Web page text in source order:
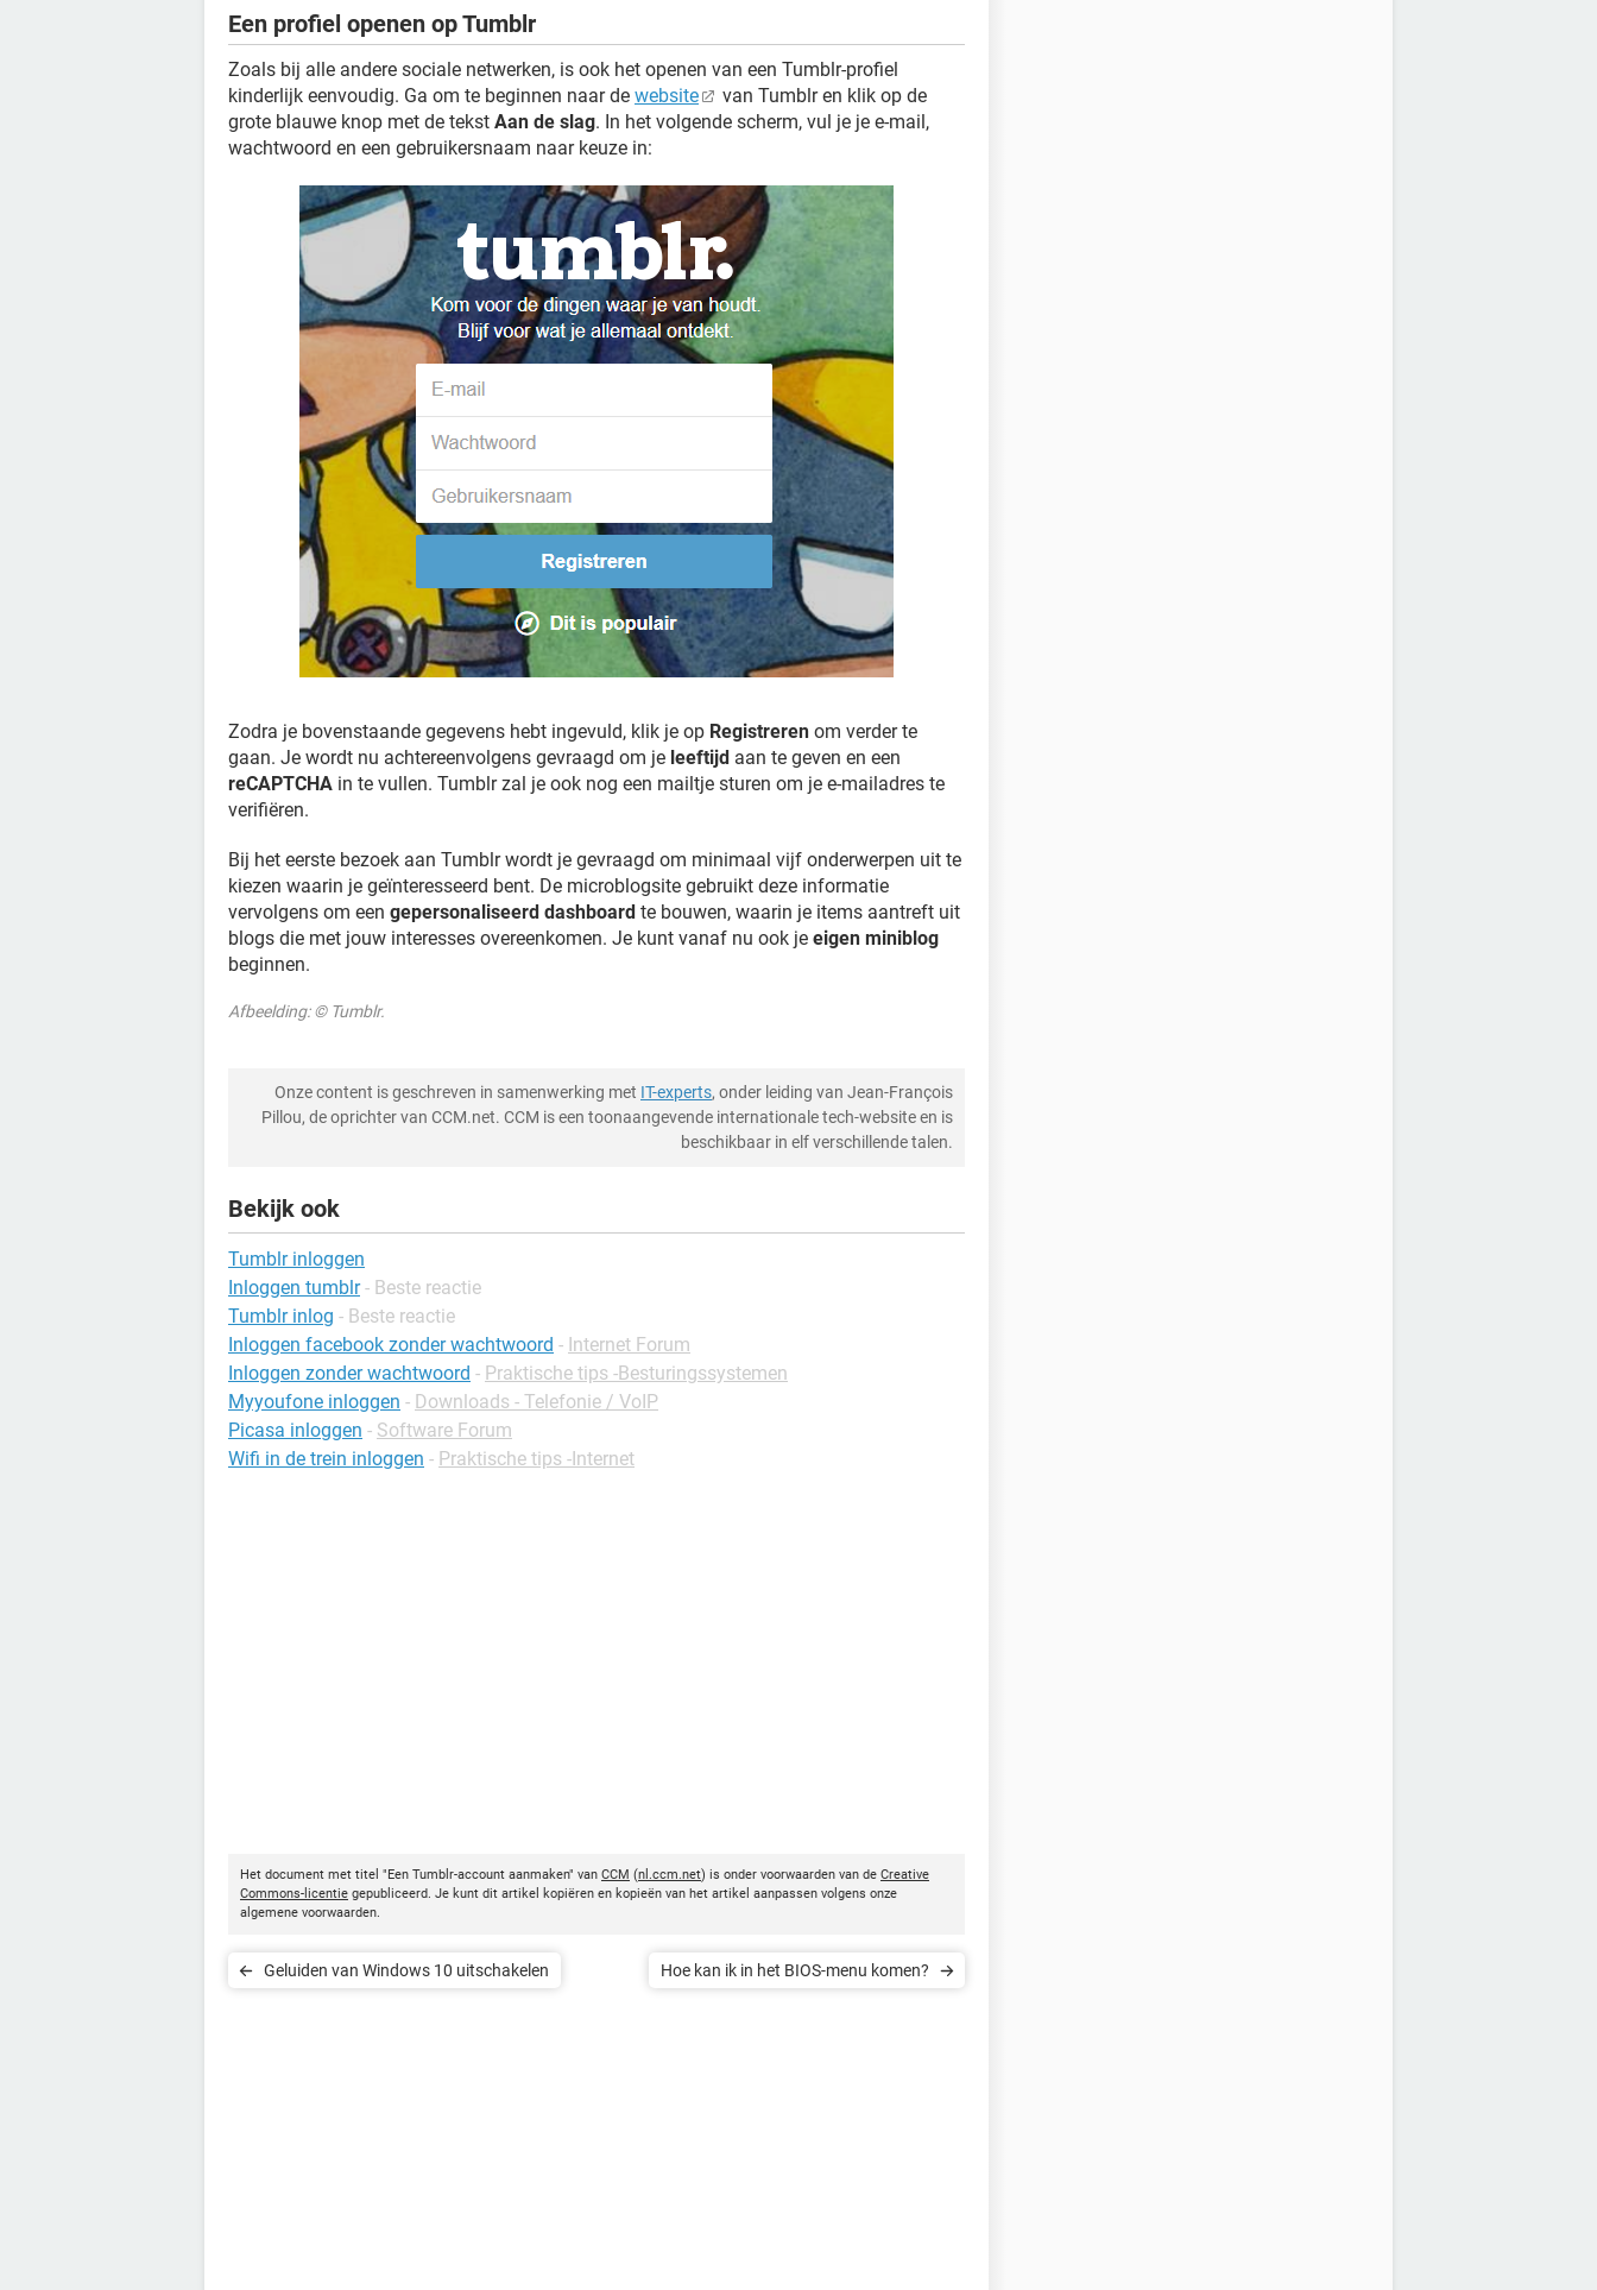
Een profiel openen op Tumblr
Zoals bij alle andere sociale netwerken, is ook het openen van een Tumblr-profiel
kinderlijk eenvoudig. Ga om te beginnen naar de website
van Tumblr en klik op de
grote blauwe knop met de tekst Aan de slag. In het volgende scherm, vul je je e-mail,
wachtwoord en een gebruikersnaam naar keuze in:
Zodra je bovenstaande gegevens hebt ingevuld, klik je op Registreren om verder te
gaan. Je wordt nu achtereenvolgens gevraagd om je leeftijd aan te geven en een
reCAPTCHA in te vullen. Tumblr zal je ook nog een mailtje sturen om je e-mailadres te
verifiëren.
Bij het eerste bezoek aan Tumblr wordt je gevraagd om minimaal vijf onderwerpen uit te
kiezen waarin je geïnteresseerd bent. De microblogsite gebruikt deze informatie
vervolgens om een gepersonaliseerd dashboard te bouwen, waarin je items aantreft uit
blogs die met jouw interesses overeenkomen. Je kunt vanaf nu ook je eigen miniblog
beginnen.
Afbeelding: © Tumblr.
Onze content is geschreven in samenwerking met IT-experts, onder leiding van Jean-François
Pillou, de oprichter van CCM.net. CCM is een toonaangevende internationale tech-website en is
beschikbaar in elf verschillende talen.
Bekijk ook
Tumblr inloggen
Inloggen tumblr - Beste reactie
Tumblr inlog - Beste reactie
Inloggen facebook zonder wachtwoord - Internet Forum
Inloggen zonder wachtwoord - Praktische tips -Besturingssystemen
Myyoufone inloggen - Downloads - Telefonie / VoIP
Picasa inloggen - Software Forum
Wifi in de trein inloggen - Praktische tips -Internet
Het document met titel "Een Tumblr-account aanmaken" van CCM (nl.ccm.net) is onder voorwaarden van de Creative
Commons-licentie gepubliceerd. Je kunt dit artikel kopiëren en kopieën van het artikel aanpassen volgens onze
algemene voorwaarden.
Geluiden van Windows 10 uitschakelen Hoe kan ik in het BIOS-menu komen?